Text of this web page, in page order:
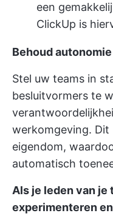
een
ClickUp is
Behoud
Stel uw teams in
besluitvormers te
werkomgeving.
eigendom,
automatisch
Als je leden van je
experimenteren